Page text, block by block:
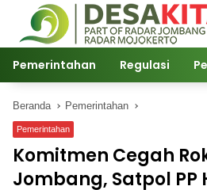
Langsung
konten
Pemerintahan Regulasi
Beranda Pemerintahan
Pemerintahan
Komitmen Cegah
Jombang, Satpol PP